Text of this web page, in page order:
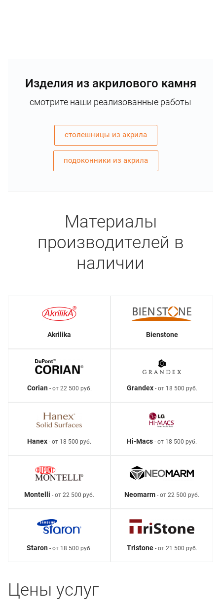
Изделия из акрилового камня
смотрите наши реализованные работы
столешницы из акрила
подоконники из акрила
Материалы
производителей в
наличии
Akrilika Bienstone
Corian- от 22 500 руб. Grandex- от 18 500 руб.
Hanex - от 18 500 руб. Hi-Macs - от 18 500 руб.
Montelli - от 22 500 руб. Neomarm - от 22 500 руб.
Staron - от 18 500 руб. Tristone- от 21 500 руб.
Цены услуг